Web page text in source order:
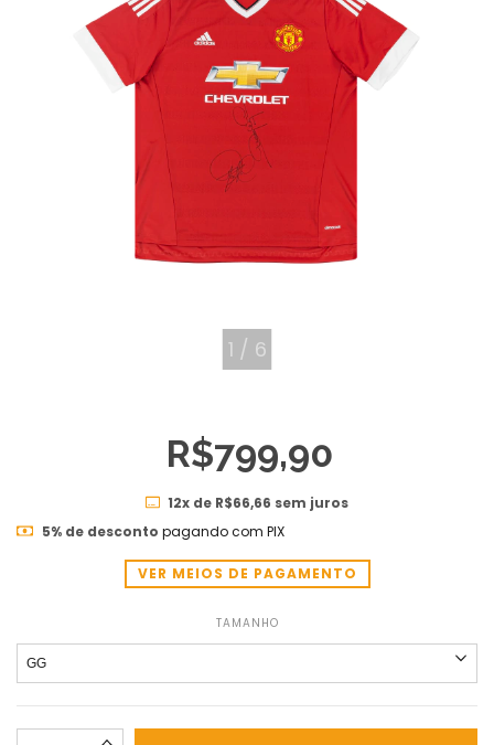
1 / 6
R$799,90
12x de R$66,66 sem juros
5% de desconto pagando com PIX
VER MEIOS DE PAGAMENTO
TAMANHO